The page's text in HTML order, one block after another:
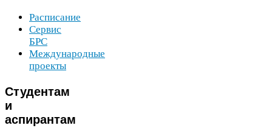
Расписание
Сервис
БРС
Международные
проекты
Студентам
и
аспирантам